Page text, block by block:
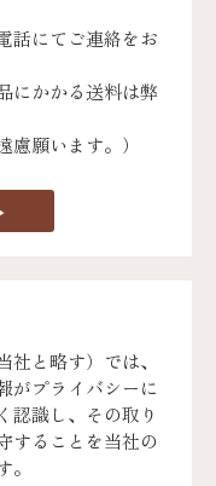
話にてご連絡をお
にかかる送料は弊
慮願います。）
と略す）では、
がプライバシーに
認識し、その取り
することを当社の